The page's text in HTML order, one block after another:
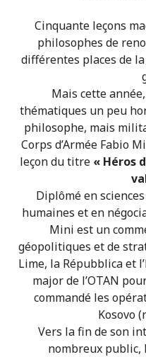
Cinquante leçons
philosophes de
différentes places de
Mais cette
thématiques un peu
philosophe, mais
Corps d’Armée Fabio
leçon du titre « Héros
Diplômé en
humaines et en
Mini est un
géopolitiques et de
Lime, la Répubblica et
major de l’OTAN
commandé les
Kosovo
Vers la fin de son
nombreux public,